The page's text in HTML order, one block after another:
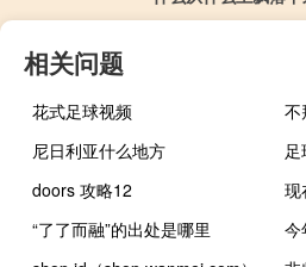
相关问题
花式足球视频
不
尼日利亚什么地方
doors 攻略12
现
“了了而融”的出处是哪里
今